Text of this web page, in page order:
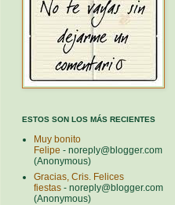
ESTOS SON LOS MÁS RECIENTES
Muy bonito
Felipe - noreply@blogger.com
(Anonymous)
Gracias, Cris. Felices
fiestas - noreply@blogger.com
(Anonymous)